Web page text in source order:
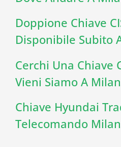
Doppione Chiave
Disponibile Subito
Cerchi Una Chiave
Vieni Siamo A
Chiave Hyundai
Telecomando